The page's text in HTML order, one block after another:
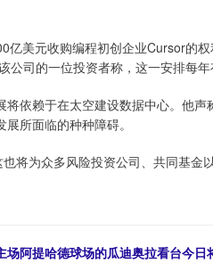
美元收购编程初创企业Cursor的
司的一位投资者称，这一安排每年
依赖于在太空建设数据中心。他声
所面临的种种障碍。
为众多风险投资公司、共同基金
场阿提哈德球场的瓜迪奥拉看台今日